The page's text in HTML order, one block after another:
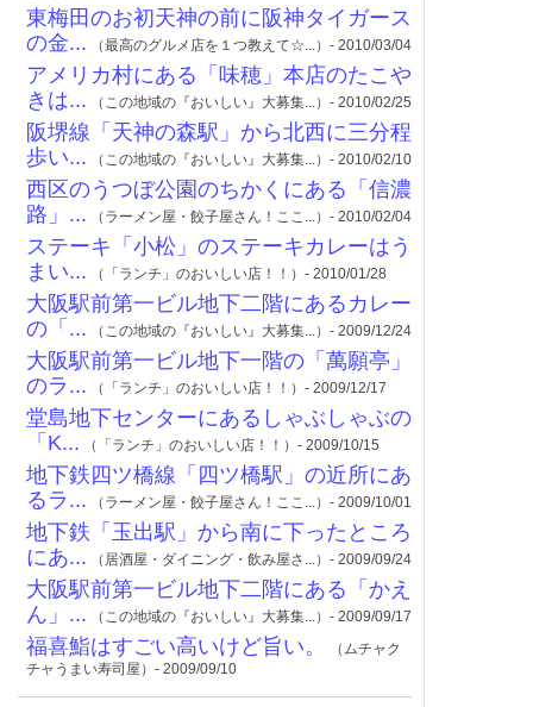
東梅田のお初天神の前に阪神タイガース
の金... （最高のグルメ店を１つ教えて☆...）- 2010/03/04
アメリカ村にある「味穂」本店のたこや
きは... （この地域の『おいしい』大募集...）- 2010/02/25
阪堺線「天神の森駅」から北西に三分程
歩い... （この地域の『おいしい』大募集...）- 2010/02/10
西区のうつぼ公園のちかくにある「信濃
路」... （ラーメン屋・餃子屋さん！ここ...）- 2010/02/04
ステーキ「小松」のステーキカレーはう
まい... （「ランチ」のおいしい店！！）- 2010/01/28
大阪駅前第一ビル地下二階にあるカレー
の「... （この地域の『おいしい』大募集...）- 2009/12/24
大阪駅前第一ビル地下一階の「萬願亭」
のラ... （「ランチ」のおいしい店！！）- 2009/12/17
堂島地下センターにあるしゃぶしゃぶの
「K... （「ランチ」のおいしい店！！）- 2009/10/15
地下鉄四ツ橋線「四ツ橋駅」の近所にあ
るラ... （ラーメン屋・餃子屋さん！ここ...）- 2009/10/01
地下鉄「玉出駅」から南に下ったところ
にあ... （居酒屋・ダイニング・飲み屋さ...）- 2009/09/24
大阪駅前第一ビル地下二階にある「かえ
ん」... （この地域の『おいしい』大募集...）- 2009/09/17
福喜鮨はすごい高いけど旨い。
（ムチャク
チャうまい寿司屋）- 2009/09/10